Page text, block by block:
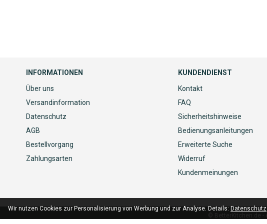
INFORMATIONEN
Über uns
Versandinformation
Datenschutz
AGB
Bestellvorgang
Zahlungsarten
KUNDENDIENST
Kontakt
FAQ
Sicherheitshinweise
Bedienungsanleitungen
Erweiterte Suche
Widerruf
Kundenmeinungen
Wir nutzen Cookies zur Personalisierung von Werbung und zur Analyse. Details: Datenschutz